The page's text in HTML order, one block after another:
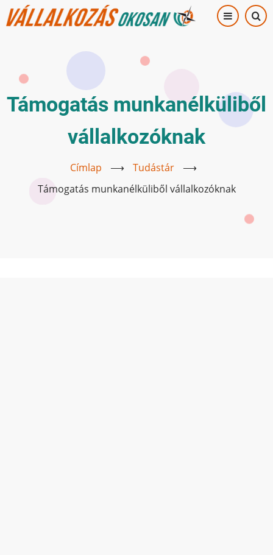
Ugrás
Támogatás munkanélküliből
vállalkozóknak
Címlap ⟶ Tudástár
⟶
Támogatás munkanélküliből vállalkozóknak